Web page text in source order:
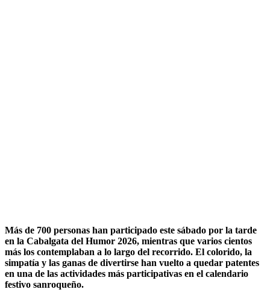
Más de 700 personas han participado este sábado por la tarde
en la Cabalgata del Humor 2026, mientras que varios cientos
más los contemplaban a lo largo del recorrido. El colorido, la
simpatía y las ganas de divertirse han vuelto a quedar patentes
en una de las actividades más participativas en el calendario
festivo sanroqueño.